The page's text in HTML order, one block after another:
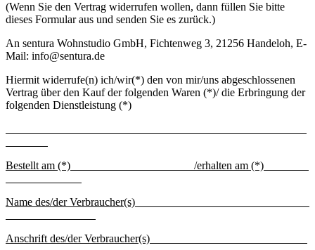
(Wenn Sie den Vertrag widerrufen wollen, dann füllen Sie bitte
dieses Formular aus und senden Sie es zurück.)
An sentura Wohnstudio GmbH, Fichtenweg 3, 21256 Handeloh, E-
Mail: info@sentura.de
Hiermit widerrufe(n) ich/wir(*) den von mir/uns abgeschlossenen
Vertrag über den Kauf der folgenden Waren (*)/ die Erbringung der
folgenden Dienstleistung (*)
Bestellt am (*) /erhalten am (*)
Name des/der Verbraucher(s)
Anschrift des/der Verbraucher(s)